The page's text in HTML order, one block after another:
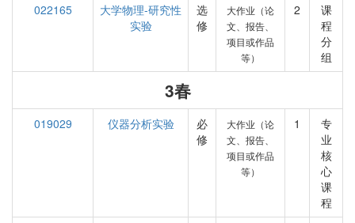
022165
大学物理-研究性
实验
选
修
大作业（论
文、报告、
项目或作品
等）
2
课
程
分
组
3春
019029 仪器分析实验
必
修
大作业（论
文、报告、
项目或作品
等）
1
专
业
核
心
课
程